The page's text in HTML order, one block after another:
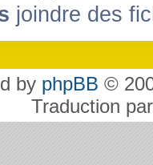
joindre des
by phpBB ©
Traduction